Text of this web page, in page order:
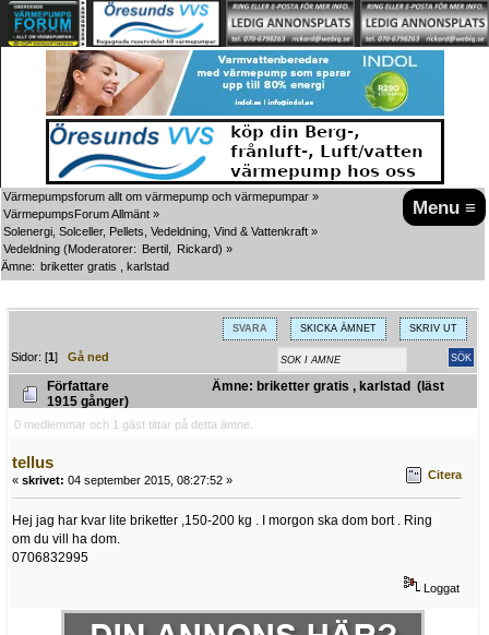
Menu ≡
Värmepumpsforum allt om värmepump och värmepumpar »
VärmepumpsForum Allmänt »
Solenergi, Solceller, Pellets, Vedeldning, Vind & Vattenkraft »
Vedeldning (Moderatorer: Bertil Rickard) »
Ämne: briketter gratis , karlstad
SVARA SKICKA ÄMNET SKRIV UT
Sidor: [1]Gå ned
Författare
Ämne: briketter gratis , karlstad (läst
1915 gånger)
0 medlemmar och 1 gäst tittar på detta ämne.
tellus
« skrivet: 04 september 2015, 08:27:52 » Citera
Hej jag har kvar lite briketter ,150-200 kg . I morgon ska dom bort . Ring
om du vill ha dom.
0706832995
Loggat